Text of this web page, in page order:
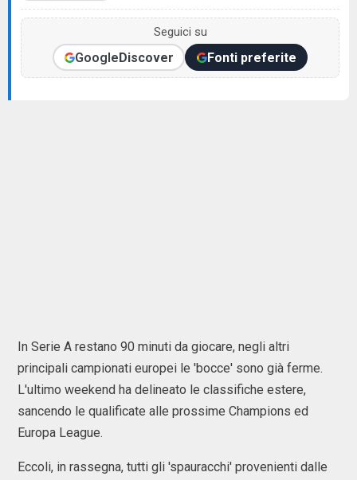
Seguici su
GoogleDiscover Fonti preferite
In Serie A restano 90 minuti da giocare, negli altri
principali campionati europei le 'bocce' sono già ferme.
L'ultimo weekend ha delineato le classifiche estere,
sancendo le qualificate alle prossime Champions ed
Europa League.
Eccoli, in rassegna, tutti gli 'spauracchi' provenienti dalle